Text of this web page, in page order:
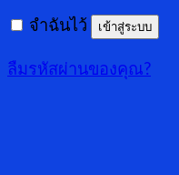
จำฉันไว้ เข้าสู่ระบบ
ลืมรหัสผ่านของคุณ?